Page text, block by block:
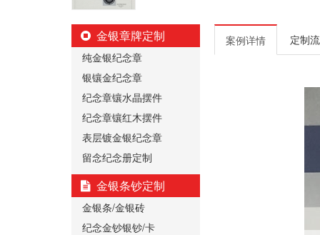
金银章牌定制
纯金银纪念章
银镶金纪念章
纪念章镶水晶摆件
纪念章镶红木摆件
表层镀金银纪念章
留念纪念册定制
金银条钞定制
金银条/金银砖
纪念金钞银钞/卡
案例详情 定制